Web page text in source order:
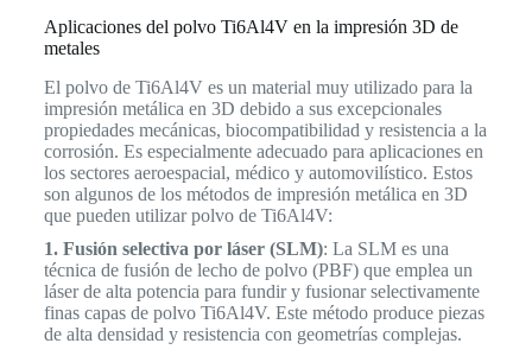
Aplicaciones del polvo Ti6Al4V en la impresión 3D de
metales
El polvo de Ti6Al4V es un material muy utilizado para la
impresión metálica en 3D debido a sus excepcionales
propiedades mecánicas, biocompatibilidad y resistencia a la
corrosión. Es especialmente adecuado para aplicaciones en
los sectores aeroespacial, médico y automovilístico. Estos
son algunos de los métodos de impresión metálica en 3D
que pueden utilizar polvo de Ti6Al4V:
1. Fusión selectiva por láser (SLM): La SLM es una
técnica de fusión de lecho de polvo (PBF) que emplea un
láser de alta potencia para fundir y fusionar selectivamente
finas capas de polvo Ti6Al4V. Este método produce piezas
de alta densidad y resistencia con geometrías complejas.